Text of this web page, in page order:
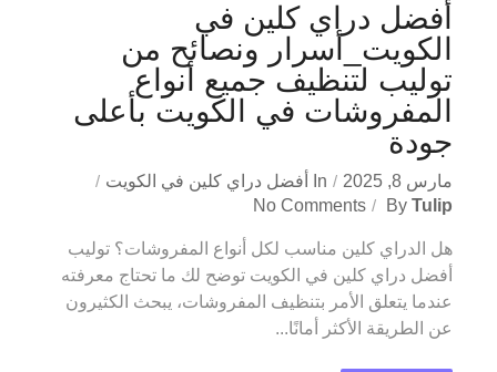
أفضل دراي كلين في
الكويت_أسرار ونصائح من
توليب لتنظيف جميع أنواع
المفروشات في الكويت بأعلى
جودة
مارس 8, 2025 In
أفضل دراي كلين في الكويت
By Tulip
No Comments
هل الدراي كلين مناسب لكل أنواع المفروشات؟ توليب
أفضل دراي كلين في الكويت توضح لك ما تحتاج معرفته
عندما يتعلق الأمر بتنظيف المفروشات، يبحث الكثيرون
عن الطريقة الأكثر أمانًا...